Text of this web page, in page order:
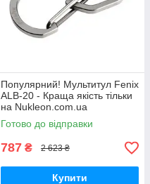
Популярний! Мультитул Fenix
ALB-20 - Краща якість тільки
на Nukleon.com.ua
Готово до відправки
787 ₴ 2 623 ₴
Купити